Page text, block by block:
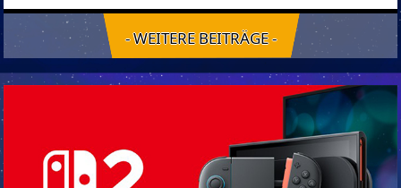
- WEITERE BEITRÄGE -